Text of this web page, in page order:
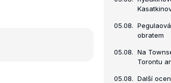
05.08.
obratem
05.08. Na
Torontu
05.08. Další